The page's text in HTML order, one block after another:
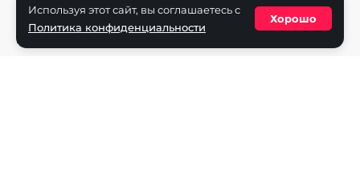
Реклама на портале
Политика конфиденциальности
Используя этот сайт, вы соглашаетесь с
Политика конфиденциальности
Хорошо